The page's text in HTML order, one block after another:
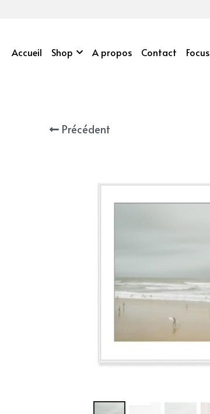
Accueil Shop A propos Contact Focus
Précédent